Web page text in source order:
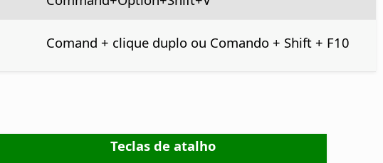
Comand + clique duplo ou Comando+ Shift + F10
Teclas de atalho